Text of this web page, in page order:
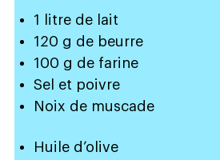
1 litre de lait
120 g de beurre
100 g de farine
Sel et poivre
Noix de muscade
Huile d’olive